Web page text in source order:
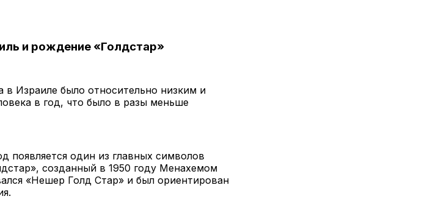
и рождение «Голдстар»
в Израиле было относительно низким и
в год, что было в разы меньше
появляется один из главных символов
созданный в 1950 году Менахемом
«Нешер Голд Стар» и был ориентирован